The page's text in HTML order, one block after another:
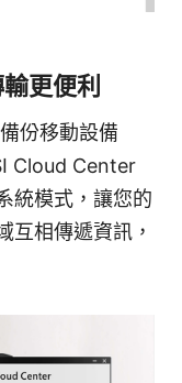
更便利
份移動設備
Cloud Center
統模式，讓您的
互相傳遞資訊，